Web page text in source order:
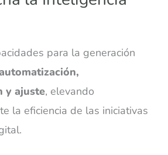
para la generación
y ajuste, elevando
la eficiencia de las iniciativas